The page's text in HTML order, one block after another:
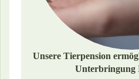
Unsere Tierpension
Unterbringung